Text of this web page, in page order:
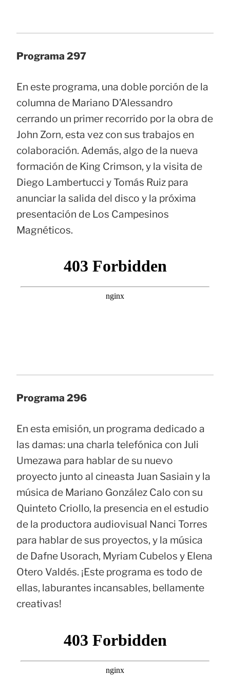
Programa 297
En este programa, una doble porción de la
columna de Mariano D’Alessandro
cerrando un primer recorrido por la obra de
John Zorn, esta vez con sus trabajos en
colaboración. Además, algo de la nueva
formación de King Crimson, y la visita de
Diego Lambertucci y Tomás Ruiz para
anunciar la salida del disco y la próxima
presentación de Los Campesinos
Magnéticos.
Programa 296
En esta emisión, un programa dedicado a
las damas: una charla telefónica con Juli
Umezawa para hablar de su nuevo
proyecto junto al cineasta Juan Sasiain y la
música de Mariano González Calo con su
Quinteto Criollo, la presencia en el estudio
de la productora audiovisual Nanci Torres
para hablar de sus proyectos, y la música
de Dafne Usorach, Myriam Cubelos y Elena
Otero Valdés. ¡Este programa es todo de
ellas, laburantes incansables, bellamente
creativas!